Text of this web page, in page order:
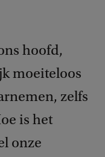
hoofd,
moeiteloos
zelfs
is het
onze